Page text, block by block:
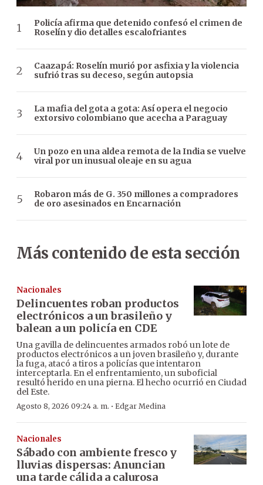
Policía afirma que detenido confesó el crimen de
Roselín y dio detalles escalofriantes
Caazapá: Roselín murió por asfixia y la violencia
sufrió tras su deceso, según autopsia
La mafia del gota a gota: Así opera el negocio
extorsivo colombiano que acecha a Paraguay
Un pozo en una aldea remota de la India se vuelve
viral por un inusual oleaje en su agua
Robaron más de G. 350 millones a compradores
de oro asesinados en Encarnación
Más contenido de esta sección
Nacionales
Delincuentes roban productos
electrónicos a un brasileño y
balean a un policía en CDE
Una gavilla de delincuentes armados robó un lote de
productos electrónicos a un joven brasileño y, durante
la fuga, atacó a tiros a policías que intentaron
interceptarla. En el enfrentamiento, un suboficial
resultó herido en una pierna. El hecho ocurrió en Ciudad
del Este.
Agosto 8, 2026 09:24 a. m. · Edgar Medina
Nacionales
Sábado con ambiente fresco y
lluvias dispersas: Anuncian
una tarde cálida a calurosa